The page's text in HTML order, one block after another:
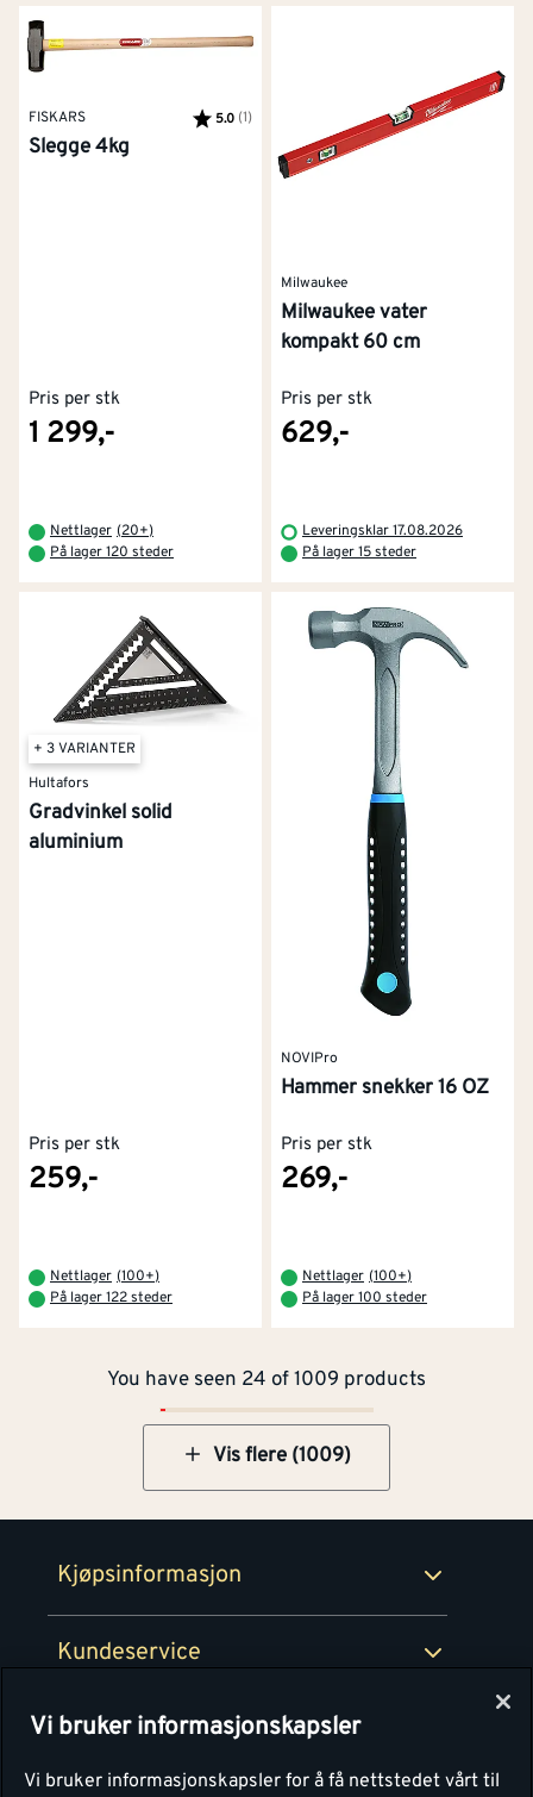
FISKARS Karakter:
5.0 (1)
Slegge 4kg
Pris per stk
1 299,-
Nettlager (20+)
På lager 120 steder
Milwaukee
Milwaukee vater
kompakt 60 cm
Pris per stk
629,-
Leveringsklar 17.08.2026
På lager 15 steder
+ 3 VARIANTER
Hultafors
Gradvinkel solid
aluminium
Pris per stk
259,-
Nettlager (100+)
På lager 122 steder
NOVIPro
Hammer snekker 16 OZ
Pris per stk
269,-
Nettlager (100+)
På lager 100 steder
You have seen 24 of 1009 products
Vis flere (1009)
Kjøpsinformasjon
Betaling
Retur- og angrerettsskjema
Kundeservice
Medlemsavtaler
Montér
Om Montér
Personvern
Vi bruker informasjonskapsler
Vi bruker informasjonskapsler for å få nettstedet vårt til